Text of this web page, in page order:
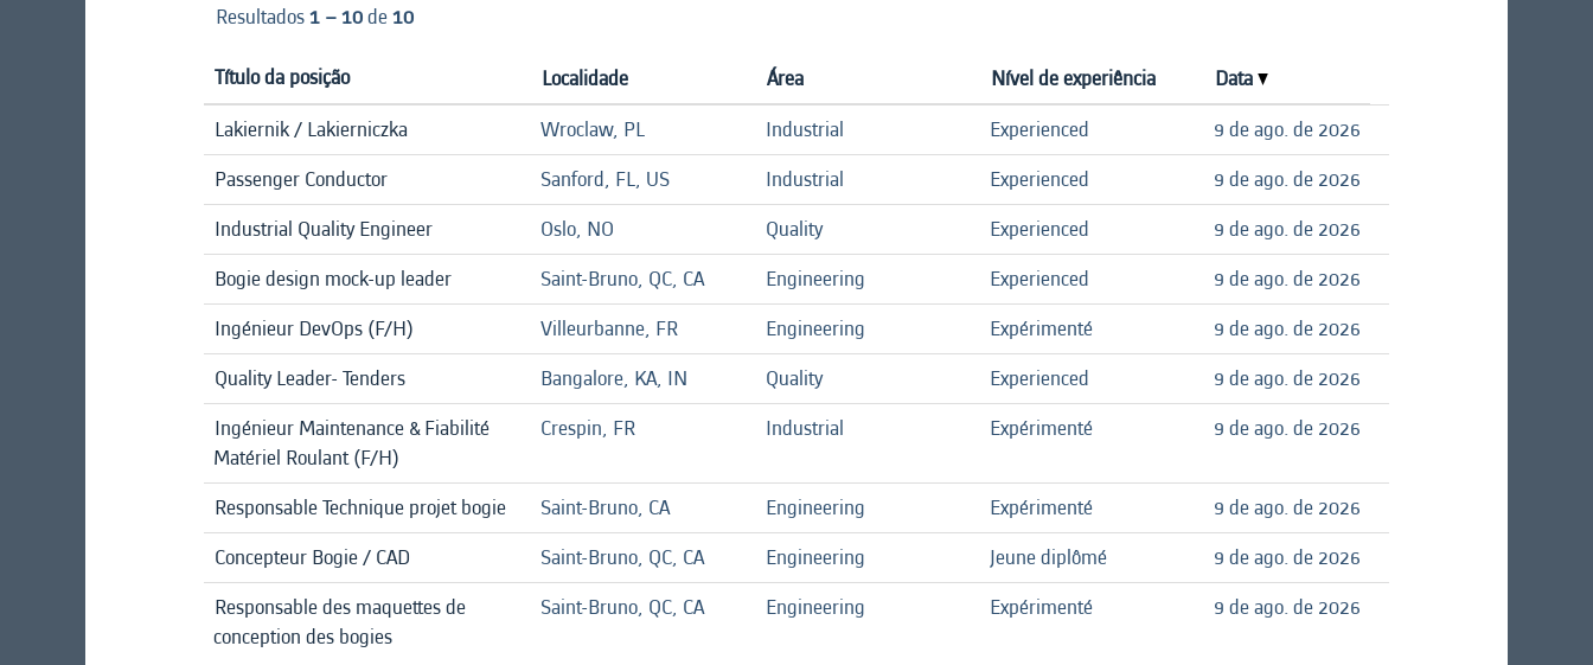
Resultados1 – 10de10
Título da posição Localidade Área Nível de experiência
Data
Lakiernik / Lakierniczka
Wroclaw, PL Industrial Experienced
9 de ago. de 2026
Passenger Conductor
Sanford, FL, US Industrial Experienced
9 de ago. de 2026
Industrial Quality Engineer
Oslo, NO Quality Experienced
9 de ago. de 2026
Bogie design mock-up leader
Saint-Bruno, QC, CA Engineering Experienced
9 de ago. de 2026
Ingénieur DevOps (F/H)
Villeurbanne, FR Engineering Expérimenté
9 de ago. de 2026
Quality Leader- Tenders
Bangalore, KA, IN Quality Experienced
9 de ago. de 2026
Ingénieur Maintenance & Fiabilité
Matériel Roulant (F/H)
Crespin, FR Industrial Expérimenté 9 de ago. de 2026
Responsable Technique projet bogie Saint-Bruno, CA Engineering Expérimenté
9 de ago. de 2026
Concepteur Bogie / CAD
Saint-Bruno, QC, CA Engineering Jeune diplômé
9 de ago. de 2026
Responsable des maquettes de
conception des bogies
Saint-Bruno, QC, CA Engineering Expérimenté 9 de ago. de 2026